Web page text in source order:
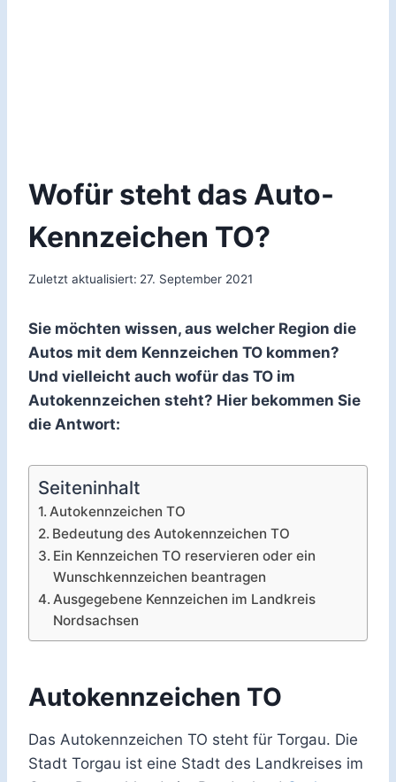
Wofür steht das Auto-
Kennzeichen TO?
Zuletzt aktualisiert: 27. September 2021
Sie möchten wissen, aus welcher Region die
Autos mit dem Kennzeichen TO kommen?
Und vielleicht auch wofür das TO im
Autokennzeichen steht? Hier bekommen Sie
die Antwort:
Seiteninhalt
Autokennzeichen TO
Bedeutung des Autokennzeichen TO
Ein Kennzeichen TO reservieren oder ein
Wunschkennzeichen beantragen
Ausgegebene Kennzeichen im Landkreis
Nordsachsen
Autokennzeichen TO
Das Autokennzeichen TO steht für Torgau. Die
Stadt Torgau ist eine Stadt des Landkreises im